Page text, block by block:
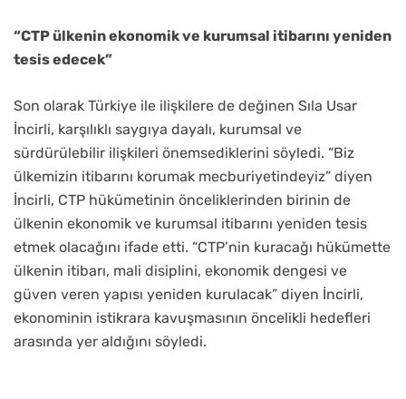
“CTP ülkenin ekonomik ve kurumsal itibarını yeniden
tesis edecek”
Son olarak Türkiye ile ilişkilere de değinen Sıla Usar
İncirli, karşılıklı saygıya dayalı, kurumsal ve
sürdürülebilir ilişkileri önemsediklerini söyledi. “Biz
ülkemizin itibarını korumak mecburiyetindeyiz” diyen
İncirli, CTP hükümetinin önceliklerinden birinin de
ülkenin ekonomik ve kurumsal itibarını yeniden tesis
etmek olacağını ifade etti. “CTP’nin kuracağı hükümette
ülkenin itibarı, mali disiplini, ekonomik dengesi ve
güven veren yapısı yeniden kurulacak” diyen İncirli,
ekonominin istikrara kavuşmasının öncelikli hedefleri
arasında yer aldığını söyledi.